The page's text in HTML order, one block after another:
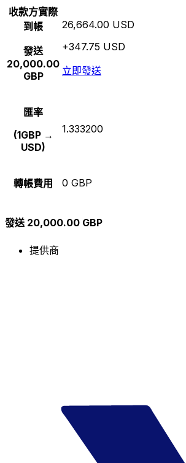
收款方實際
到帳
發送
20,000.00
GBP
26,664.00 USD
+347.75 USD
立即發送
匯率
(1GBP →
USD)
1.333200
轉帳費用 0 GBP
發送 20,000.00 GBP
提供商